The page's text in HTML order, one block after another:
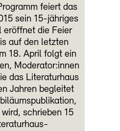
feiert das
sein 15-jähriges
eröffnet die Feier
auf den letzten
18. April folgt ein
Moderator:innen
das Literaturhaus
Jahren begleitet
schrieben 15